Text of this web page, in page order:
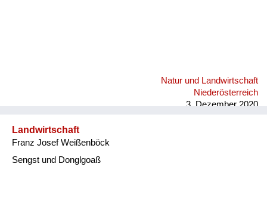
Natur und Landwirtschaft
Niederösterreich
3. Dezember 2020
Landwirtschaft
Franz Josef Weißenböck
Sengst und Donglgoaß